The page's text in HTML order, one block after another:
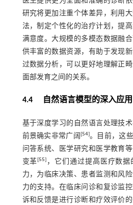
研究将更加注重个体差异，利用
法，制定个性化的治疗计划，提
满意度。大规模的多模态数据融
供丰富的数据资源，有助于发现
过数据分析，可以更好地理解正
面部发育之间的关系。
4.4 自然语言模型的深入应用
基于深度学习的自然语言处理技
前景确实非常广阔 [54]。目前，这
问答系统、医学研究和医学教育
变革[55] ，它们通过提高医疗数
力，为临床决策、患者监测和风
力的支持。在临床问诊和复诊监
诉和反馈是进行诊断和疗效评价